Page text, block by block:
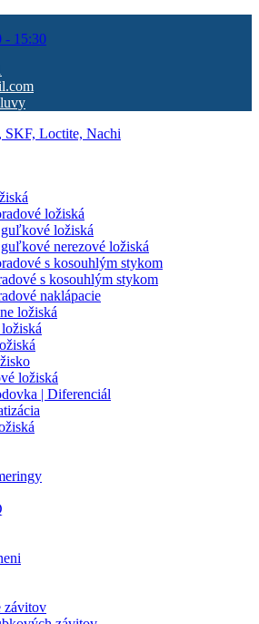
- 15:30
ložiská
ložiská
nerezové ložiská
s kosouhlým stykom
s kosouhlým stykom
naklápacie
ložiská
ložiská
| Diferenciál
závitov